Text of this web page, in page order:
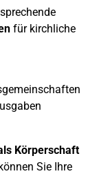
für kirchliche
Körperschaft
Sie Ihre